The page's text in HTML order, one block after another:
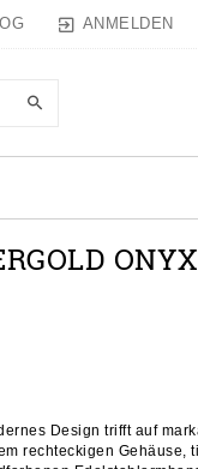
ANMELDEN
Design trifft auf
rechteckigen Gehäuse,